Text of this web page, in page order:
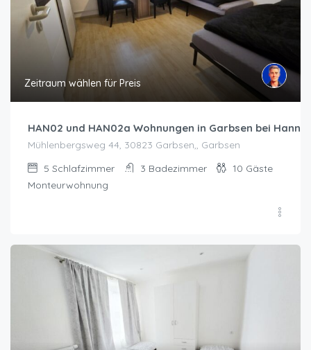
Zeitraum wählen für Preis
HAN02 und HAN02a Wohnungen in Garbsen bei
Mühlenbergsweg 44, 30823 Garbsen,, Garbsen
5 Schlafzimmer 3 Badezimmer 10 Gäste
Monteurwohnung